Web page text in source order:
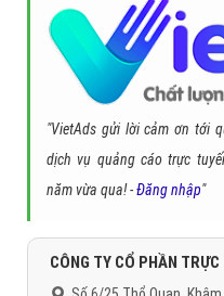
"VietAds gửi lời cảm ơn tới
dịch vụ quảng cáo trực
năm vừa qua! -Đăng nhập"
CÔNG TY CỔ PHẦN